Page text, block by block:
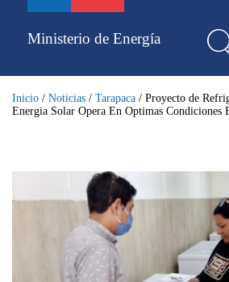
contenidoMinisterio de Energía
Inicio / Noticias / Tarapaca / Proyecto de
Energia Solar Opera En Optimas Condiciones